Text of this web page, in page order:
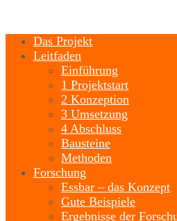
Das Projekt
Leitfaden
Einführung
1 Projektstart
2 Konzeption
3 Umsetzung
4 Abschluss
Bausteine
Methoden
Forschung
Essbar – das Konzept
Gute Beispiele
Ergebnisse der